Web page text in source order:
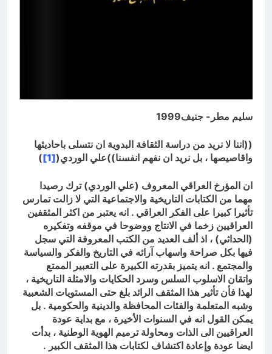
سليم مطر- جنيف1999
((اننا لا نريد من دراسة الثقافة البدوية ان نتسلى باحاديثها
واقاصيصها ، بل نريد ان نفهم انفسنا))علي الوردي(
[1]
)
ان المؤرخ العراقي المعروف (علي الوردي) ترك رصيدا
مهما من الكتابات التاريخية والاجتماعية التي لا زالت تمارس
تأثيرا كبيرا على الفكر العراقي . انه يعتبر من اكثر المثقفين
العراقيين زخما في الانتاج ووضوحا في موقفه وتفكيره
(الحداثي) ، اذ ألف العديد من الكتب المعروفة التي سجل
فيها بكل صراحة واسهاب آرائه في التاريخ والفكر والسياسة
والمجتمع . انه يتميز بقدرته الكبيرة على التعبير الممتع
واتقان الاسلوب السلس وسرد الحكايات والامثلة التاريخية ،
لهذا فأن تأثير هذا المثقف الرائد بلغ حتى المستويات الشعبية
وشبه المتعلمة والفئات المحافظة والدينية والحكومية . بل
يمكن القول انه في السنوات الأخيرة ، مع بداية عودة
العراقيين الى الذات ومحاولة ترميم الهوية الوطنية ، بدأت
ايضا عودة وإعادة اكتشاف لكتابات هذا المثقف الكبير .